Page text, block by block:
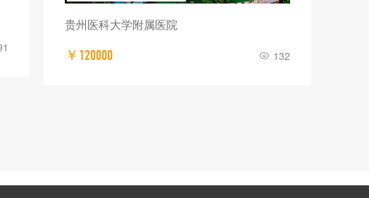
贵州医科大学附属医院
￥120000 132